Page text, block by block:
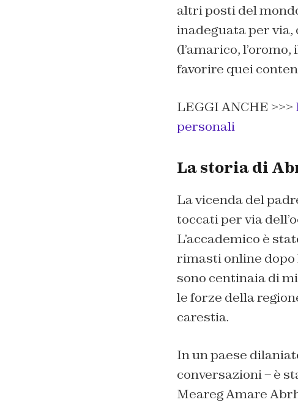
altri posti del
inadeguata per
(l’amarico,
favorire quei
LEGGI ANCHE >>>
personali
La storia di
La vicenda del
toccati per via
L’accademico è
rimasti online dopo
sono centinaia di
le forze della
carestia.
In un paese
conversazioni – è
Meareg Amare